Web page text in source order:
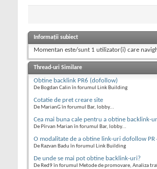
Informații subiect
Momentan este/sunt 1 utilizator(i) care
Thread-uri Similare
Obtine backlink PR6 (dofollow)
De Bogdan Calin în forumul Link Building
Cotatie de pret creare site
De MarianG în forumul Bar, lobby...
Cea mai buna cale pentru a obtine backlink-
De Pîrvan Marian în forumul Bar, lobby...
O modalitate de a obtine link-uri dofollow PR
De Razvan Badu în forumul Link Building
De unde se mai pot obtine backlink-uri?
De Red9 în forumul Metode de promovare, Analiza